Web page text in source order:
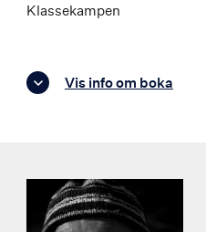
Klassekampen
Vis info om boka